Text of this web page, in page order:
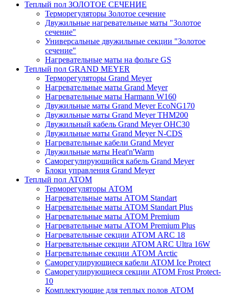
Теплый пол ЗОЛОТОЕ СЕЧЕНИЕ
Терморегуляторы Золотое сечение
Двужильные нагревательные маты "Золотое
сечение"
Универсальные двужильные секции "Золотое
сечение"
Нагревательные маты на фольге GS
Теплый пол GRAND MEYER
Терморегуляторы Grand Meyer
Нагревательные маты Grand Meyer
Нагревательные маты Harmann W160
Двужильные маты Grand Meyer EcoNG170
Двужильные маты Grand Meyer THM200
Двужильный кабель Grand Meyer OHC30
Двужильные маты Grand Meyer N-CDS
Нагревательные кабели Grand Meyer
Двужильные маты Heat'n'Warm
Саморегулирующийся кабель Grand Meyer
Блоки управления Grand Meyer
Теплый пол ATOM
Терморегуляторы АТОМ
Нагревательные маты АТОМ Standart
Нагревательные маты АТОМ Standart Plus
Нагревательные маты АТОМ Premium
Нагревательные маты АТОМ Premium Plus
Нагревательные секции АТОМ ARC 18
Нагревательные секции ATOM ARC Ultra 16W
Нагревательные секции АТОМ Arctic
Саморегулирующиеся кабели ATOM Ice Protect
Саморегулирующиеся секции ATOM Frost Protect-
10
Комплектующие для теплых полов ATOM